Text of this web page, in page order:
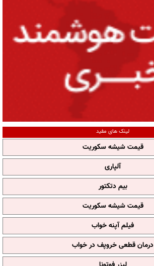
لینک های مفید
قیمت شیشه سکوریت
آلپاری
بیم دتکتور
قیمت شیشه سکوریت
فیلم آپنه خواب
درمان قطعی خروپف در خواب